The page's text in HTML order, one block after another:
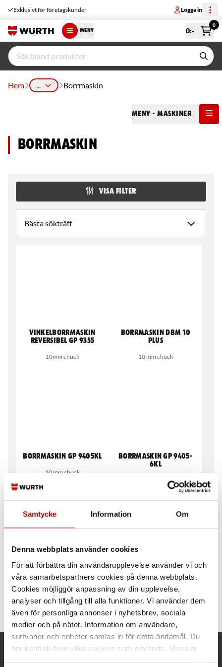
Samtycke Information Om
Denna webbplats använder cookies
För att förbättra din användarupplevelse använder vi och
våra samarbetspartners cookies på denna webbplats.
Cookies möjliggör anpassning av din upplevelse,
analyser och tillgång till alla funktioner. Vi använder dem
även för personliga annonser i nyhetsbrev, sociala
medier och på nätet. Information om användare,
surfvanor och enheter samlas in för detta ändamål. Du
har kontroll över vilka cookies som används. Vissa är
Exklusivt för företagskunder Logga in
MENY 0:-
0
Hem ... Borrmaskin
Meny - Maskiner
Borrmaskin
VISA FILTER
Vinkelborrmaskin
reversibel GP 9355
10mm chuck
Borrmaskin DBM 10
PLUS
10 mm chuck
Borrmaskin GP 9405KL
10 mm chuck
Borrmaskin GP 9405-
6KL
13 mm chuck
Rak Borrmaskin GP
7015
10 mm chuck
Punktsvetsborrmaskin
Vario Drill WS 90
Inklusive väska.